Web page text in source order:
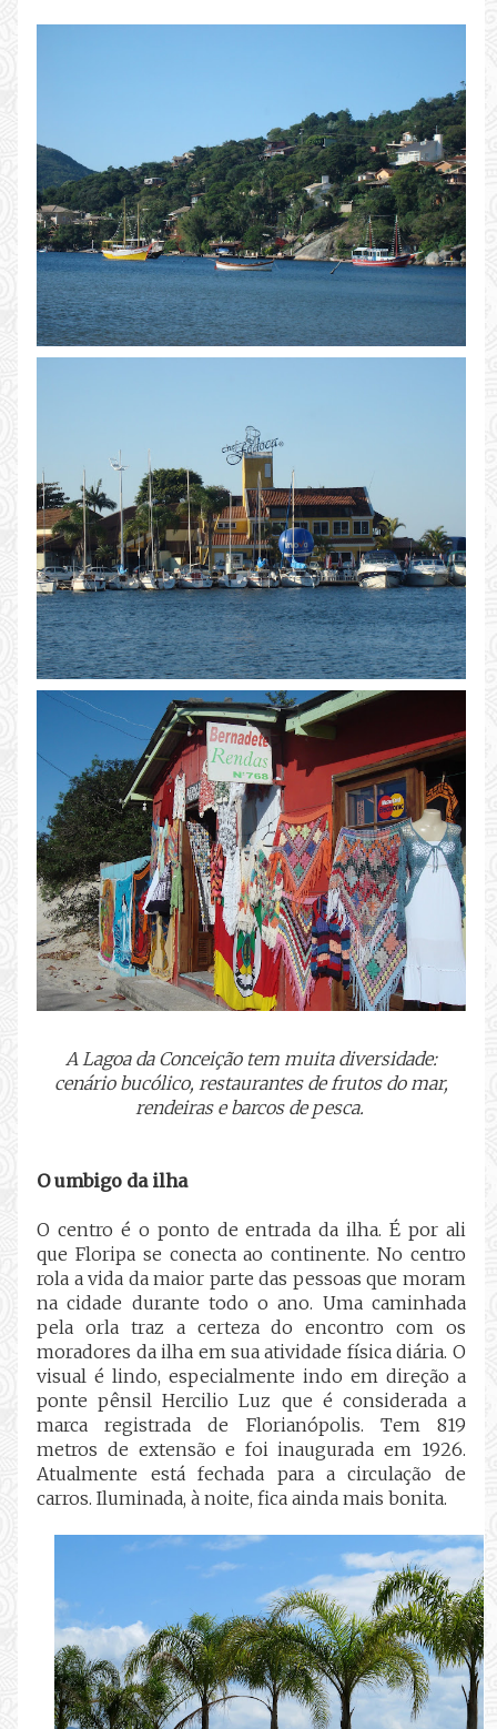
A Lagoa da Conceição tem muita diversidade:
cenário bucólico, restaurantes de frutos do mar,
rendeiras e barcos de pesca.
O umbigo da ilha
O centro é o ponto de entrada da ilha. É por ali
que Floripa se conecta ao continente. No centro
rola a vida da maior parte das pessoas que moram
na cidade durante todo o ano. Uma caminhada
pela orla traz a certeza do encontro com os
moradores da ilha em sua atividade física diária. O
visual é lindo, especialmente indo em direção a
ponte pênsil Hercilio Luz que é considerada a
marca registrada de Florianópolis. Tem 819
metros de extensão e foi inaugurada em 1926.
Atualmente está fechada para a circulação de
carros. Iluminada, à noite, fica ainda mais bonita.